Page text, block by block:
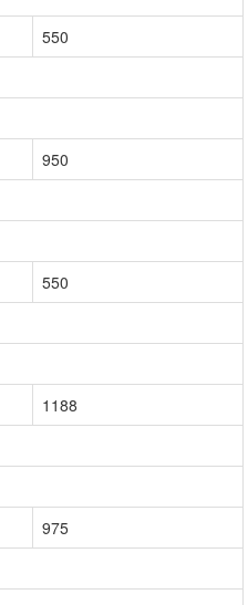
550
950
550
1188
975